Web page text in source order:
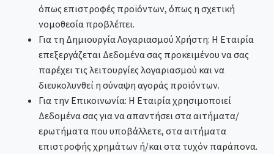
όπως επιστροφές προϊόντων, όπως η σχετική
νομοθεσία προβλέπει.
Για τη Δημιουργία Λογαριασμού Χρήστη: Η Εταιρία
επεξεργάζεται Δεδομένα σας προκειμένου να σας
παρέχει τις λειτουργίες λογαριασμού και να
διευκολυνθεί η σύναψη αγοράς προϊόντων.
Για την Επικοινωνία: Η Εταιρία χρησιμοποιεί
Δεδομένα σας για να απαντήσει στα αιτήματα/
ερωτήματα που υποβάλλετε, στα αιτήματα
επιστροφής χρημάτων ή/και στα τυχόν παράπονα.